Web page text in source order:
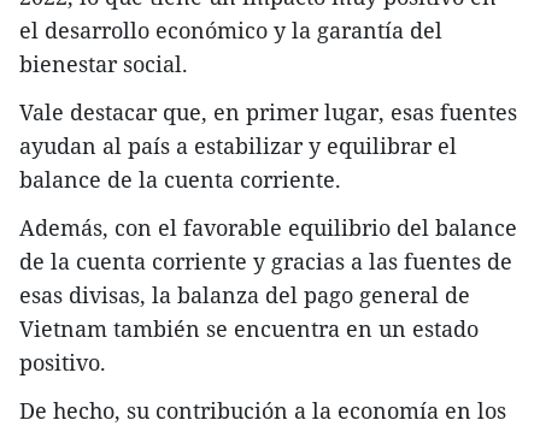
el desarrollo económico y la garantía del
bienestar social.
Vale destacar que, en primer lugar, esas fuentes
ayudan al país a estabilizar y equilibrar el
balance de la cuenta corriente.
Además, con el favorable equilibrio del balance
de la cuenta corriente y gracias a las fuentes de
esas divisas, la balanza del pago general de
Vietnam también se encuentra en un estado
positivo.
De hecho, su contribución a la economía en los